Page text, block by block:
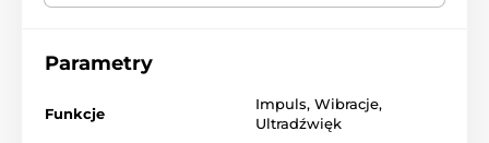
czujnikwyzwalający.
Parametry
Funkcje
Impuls, Wibracje,
Ultradźwięk